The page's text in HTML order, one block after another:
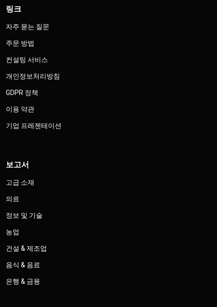
링크
자주 묻는 질문
주문 방법
컨설팅 서비스
개인정보처리방침
GDPR 정책
이용 약관
기업 프레젠테이션
보고서
고급 소재
의료
정보 및 기술
농업
건설 & 제조업
음식 & 음료
은행 & 금융